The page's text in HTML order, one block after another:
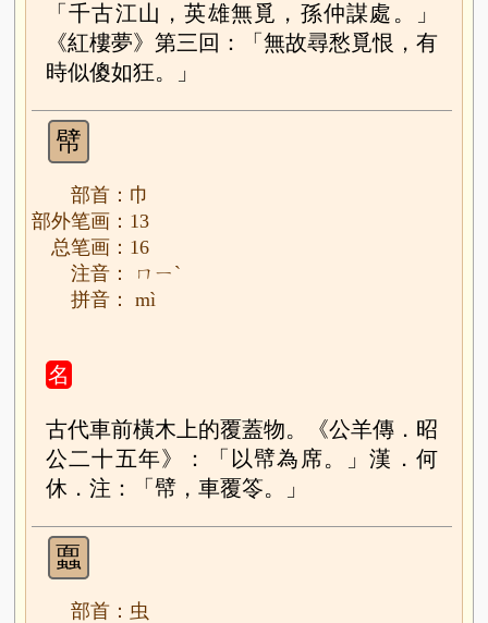
「千古江山，英雄無覓，孫仲謀處。」
《紅樓夢》第三回：「無故尋愁覓恨，有
時似傻如狂。」
幦
部首：巾
部外笔画：13
总笔画：16
注音： ㄇㄧˋ
拼音： mì
名
古代車前橫木上的覆蓋物。《公羊傳．昭
公二十五年》：「以幦為席。」漢．何
休．注：「幦，車覆笭。」
蠠
部首：虫